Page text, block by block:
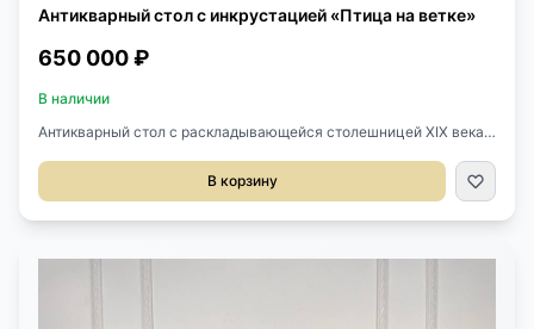
Антикварный стол с инкрустацией «Птица на ветке»
650 000 ₽
В наличии
Антикварный стол с раскладывающейся столешницей XIX века,
инкрустация ценными породами дерева, оригинальная
бронзовая фурнитура.С двух сторон поднимается
столешница.Размер 75/108х52х75h см.
В корзину